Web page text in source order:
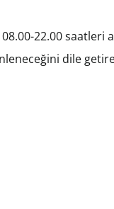
08.00-22.00
dile